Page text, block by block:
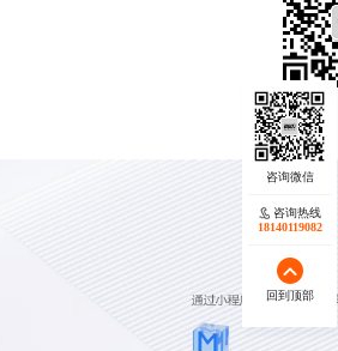
咨询热线
18140119082
回到顶部